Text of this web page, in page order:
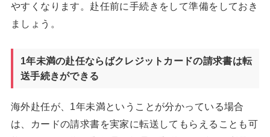
やすくなります。赴任前に手続きをして準備をしておき
ましょう。
1年未満の赴任ならばクレジットカードの請求書は転
送手続きができる
海外赴任が、1年未満ということが分かっている場合
は、カードの請求書を実家に転送してもらえることも可